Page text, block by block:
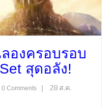
องครอบรอบ
สุดอลัง!
0 Comments |
28 ส.ค.